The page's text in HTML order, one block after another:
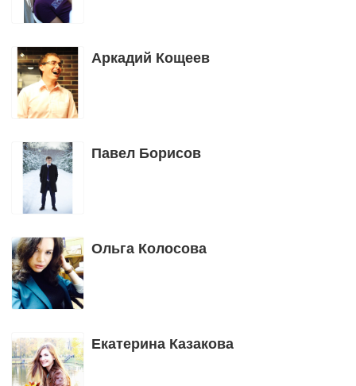
Аркадий Кощеев
Павел Борисов
Ольга Колосова
Екатерина Казакова